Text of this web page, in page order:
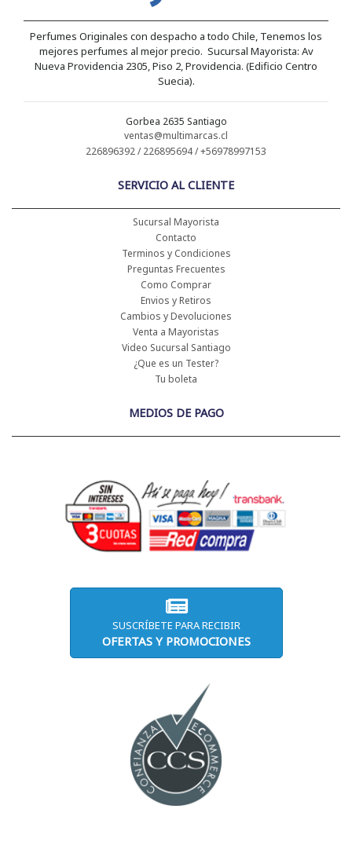
Perfumes Originales con despacho a todo Chile, Tenemos los
mejores perfumes al mejor precio. Sucursal Mayorista: Av
Nueva Providencia 2305, Piso 2, Providencia. (Edificio Centro
Suecia).
Gorbea 2635 Santiago
ventas@multimarcas.cl
226896392 / 226895694 / +56978997153
SERVICIO AL CLIENTE
Sucursal Mayorista
Contacto
Terminos y Condiciones
Preguntas Frecuentes
Como Comprar
Envios y Retiros
Cambios y Devoluciones
Venta a Mayoristas
Video Sucursal Santiago
¿Que es un Tester?
Tu boleta
MEDIOS DE PAGO
SUSCRÍBETE PARA RECIBIR
OFERTAS Y PROMOCIONES